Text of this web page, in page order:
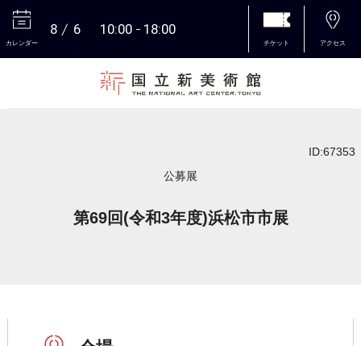
カレンダー
8 6 10:00 18:00
チケット アクセス
ID:67353
公募展
第69回(令和3年度)浜松市市展